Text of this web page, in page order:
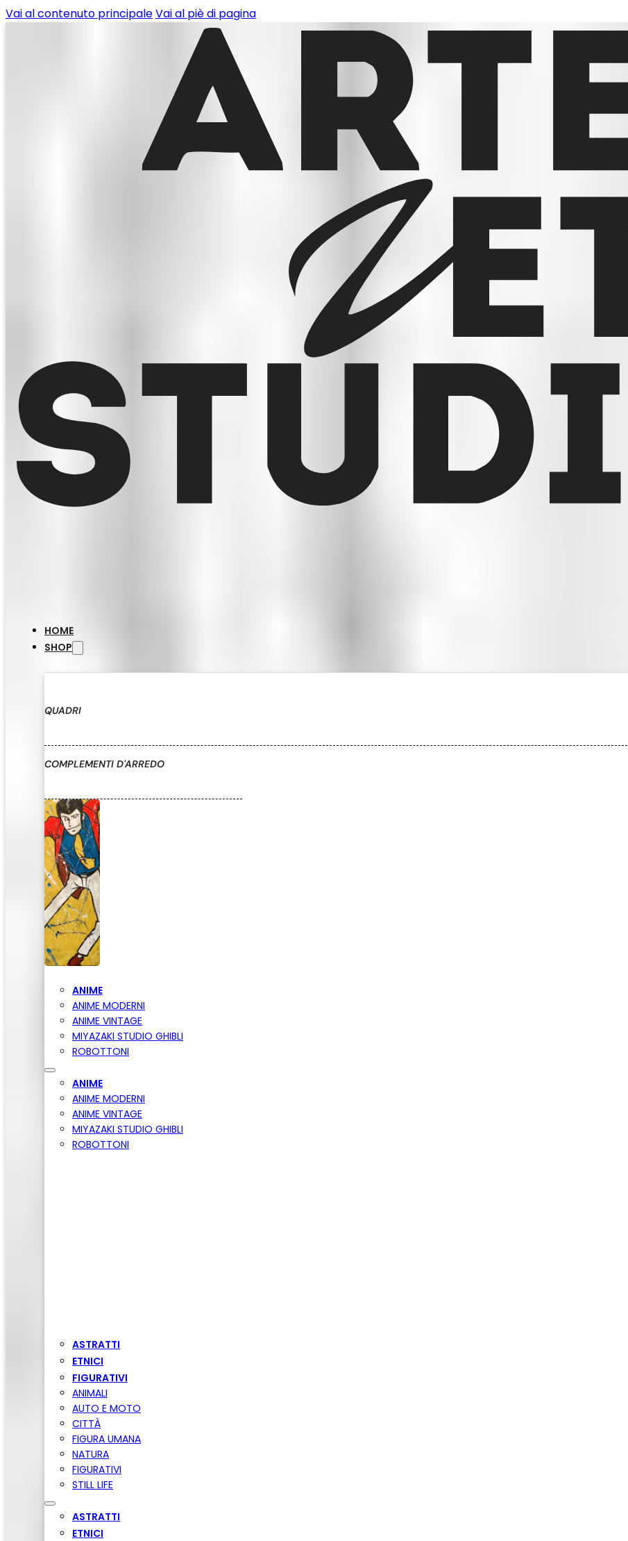
Vai al contenuto principaleVai al piè di pagina
HOME
SHOP
QUADRI
COMPLEMENTI D'ARREDO
ANIME
ANIME MODERNI
ANIME VINTAGE
MIYAZAKI STUDIO GHIBLI
ROBOTTONI
ANIME
ANIME MODERNI
ANIME VINTAGE
MIYAZAKI STUDIO GHIBLI
ROBOTTONI
ASTRATTI
ETNICI
FIGURATIVI
ANIMALI
AUTO E MOTO
CITTÀ
FIGURA UMANA
NATURA
FIGURATIVI
STILL LIFE
ASTRATTI
ETNICI